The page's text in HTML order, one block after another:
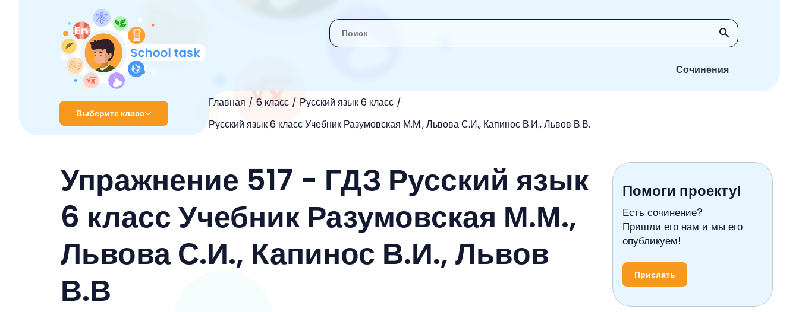
Сочинения
Выберите класс
Главная 6 класс
Русский язык 6 класс
Русский язык 6 класс Учебник Разумовская М.М., Львова С.И., Капинос В.И., Львов В.В.
2 класс
3 класс
4 класс
5 класс
7 класс
Упражнение 517 - ГДЗ Русский язык
6 класс Учебник Разумовская М.М.,
Львова С.И., Капинос В.И., Львов
В.В
Помоги проекту!
Есть сочинение?
Пришли его нам и мы его
опубликуем!
Прислать